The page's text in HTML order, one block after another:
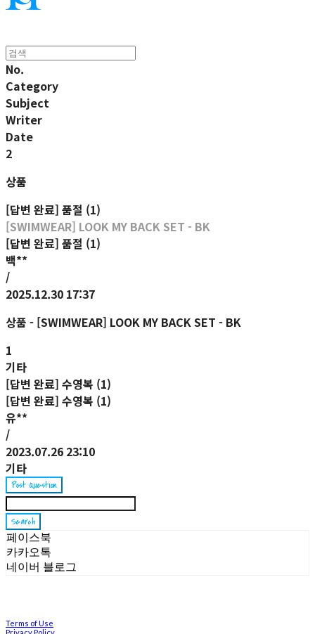
No.
Category
Subject
Writer
Date
2
상품
[답변 완료] 품절 (1)
[SWIMWEAR] LOOK MY BACK SET - BK
[답변 완료] 품절 (1)
백**
/
2025.12.30 17:37
상품 - [SWIMWEAR] LOOK MY BACK SET - BK
1
기타
[답변 완료] 수영복 (1)
[답변 완료] 수영복 (1)
유**
/
2023.07.26 23:10
기타
Post Question
Search
페이스북
카카오톡
네이버 블로그
Terms of Use
Privacy Policy